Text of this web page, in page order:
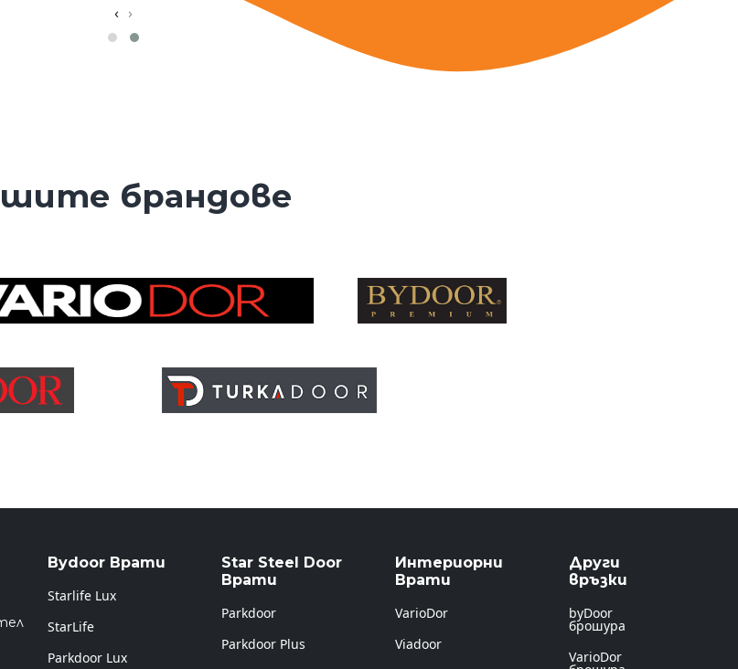
‹ ›
брандове
Bydoor Врати
Starlife Lux
StarLife
Parkdoor Lux
Star Steel Door
Врати
Parkdoor
Parkdoor Plus
Интериорни
Врати
VarioDor
Viadoor
Други
връзки
byDoor
брошура
VarioDor